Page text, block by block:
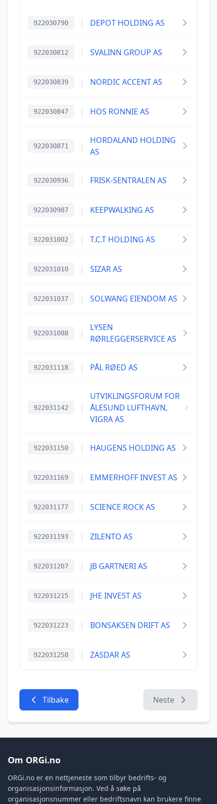
922030790 | DEPOT HOLDING AS
922030812 | SVALINN GROUP AS
922030839 | NORDIC ACCENT AS
922030847 | HOS RONNIE AS
922030871 |
HORDALAND HOLDING
AS
922030936 | FRISK-SENTRALEN AS
922030987 | KEEPWALKING AS
922031002 | T.C.T HOLDING AS
922031010 | SIZAR AS
922031037 | SOLWANG EIENDOM AS
922031088 |
LYSEN
RØRLEGGERSERVICE AS
922031118 | PÅL RØED AS
922031142 |
UTVIKLINGSFORUM FOR
ÅLESUND LUFTHAVN,
VIGRA AS
922031150 | HAUGENS HOLDING AS
922031169 | EMMERHOFF INVEST AS
922031177 | SCIENCE ROCK AS
922031193 | ZILENTO AS
922031207 | JB GARTNERI AS
922031215 | JHE INVEST AS
922031223 | BONSAKSEN DRIFT AS
922031258 | ZASDAR AS
Tilbake Neste
Om ORGi.no
ORGi.no er en nettjeneste som tilbyr bedrifts- og
organisasjonsinformasjon. Ved å søke på
organisasjonsnummer eller bedriftsnavn kan brukere finne